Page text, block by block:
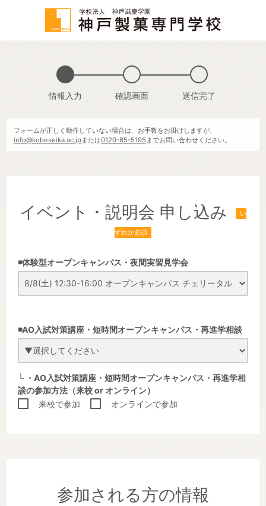
情報入力 確認画面 送信完了
フォームが正しく動作していない場合は、お手数をお掛けしますが、
info@kobeseika.ac.jpまたは0120-85-5195 までお問い合わせください。
イベント・説明会 申し込み い
ずれか必須
◾️体験型オープンキャンパス・夜間実習見学会
◾️AO入試対策講座・短時間オープンキャンパス・再進学相談
└ ・AO入試対策講座・短時間オープンキャンパス・再進学相
談の参加方法 （来校 or オンライン）
来校で参加
オンラインで参加
参加される方の情報